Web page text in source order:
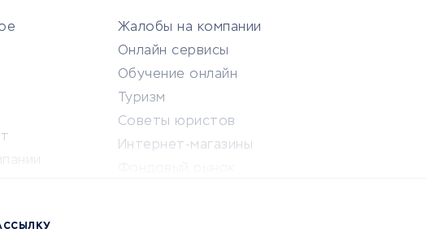
Жалобы на компании
Онлайн сервисы
Обучение онлайн
Туризм
Советы юристов
Интернет-магазины